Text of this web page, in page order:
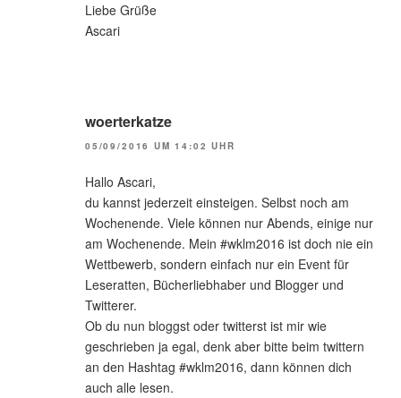
Liebe Grüße
Ascari
woerterkatze
05/09/2016 UM 14:02 UHR
Hallo Ascari,
du kannst jederzeit einsteigen. Selbst noch am
Wochenende. Viele können nur Abends, einige nur
am Wochenende. Mein #wklm2016 ist doch nie ein
Wettbewerb, sondern einfach nur ein Event für
Leseratten, Bücherliebhaber und Blogger und
Twitterer.
Ob du nun bloggst oder twitterst ist mir wie
geschrieben ja egal, denk aber bitte beim twittern
an den Hashtag #wklm2016, dann können dich
auch alle lesen.